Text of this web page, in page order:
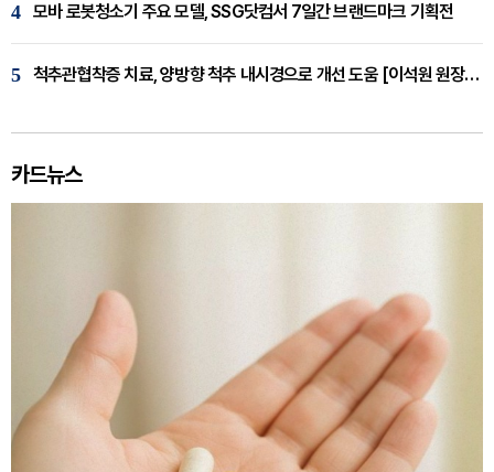
4 모바 로봇청소기 주요 모델, SSG닷컴서 7일간 브랜드마크 기획전
5 척추관협착증 치료, 양방향 척추 내시경으로 개선 도움 [이석원 원장 칼럼]
카드뉴스